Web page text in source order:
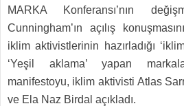
MARKA Konferansı’nın
Cunningham’ın açılış
iklim aktivistlerinin hazırladığı
‘Yeşil aklama’ yapan
manifestoyu, iklim aktivisti Atlas
ve Ela Naz Birdal açıkladı.